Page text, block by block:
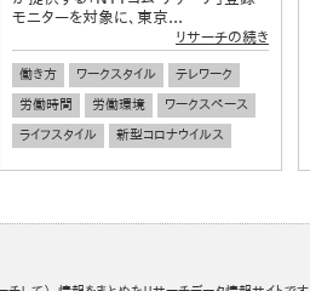
モニターを対象に、東京...
リサーチの続き
働き方 ワークスタイル
テレワーク
労働時間
労働環境
ワークスペース
ライフスタイル
新型コロナウイルス